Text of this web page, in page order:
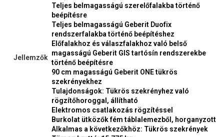
Jellemzők
Teljes belmagasságú szerelőfalakba történő
beépítésre
Teljes belmagasságú Geberit Duofix
rendszerfalakba történő beépítéshez
Előfalakhoz és válaszfalakhoz való belső
magasságú Geberit GIS tartósín rendszerekbe
történő beépítésre
90 cm magasságú Geberit ONE tükrös
szekrényekhez
Tulajdonságok: Tükrös szekrényhez való
rögzítőhoroggal, állítható
Elektromos csatlakozás rögzítéssel
Burkolat ütközők fém táblalemezből, horganyzott
Alkalmas a következőkhöz: Tükrös szekrények